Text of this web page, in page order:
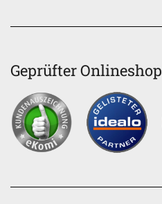
Geprüfter Onlineshop